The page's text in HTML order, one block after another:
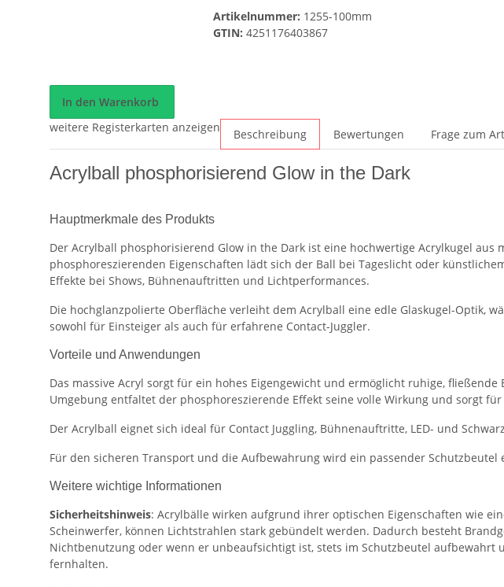
Artikelnummer: 1255-100mm
GTIN: 4251176403867
In den Warenkorb
weitere Registerkarten anzeigen
Beschreibung Bewertungen Frage zum
Acrylball phosphorisierend Glow in the Dark
Hauptmerkmale des Produkts
Der Acrylball phosphorisierend Glow in the Dark ist eine hochwertige Acrylkugel
phosphoreszierenden Eigenschaften lädt sich der Ball bei Tageslicht oder
Effekte bei Shows, Bühnenauftritten und Lichtperformances.
Die hochglanzpolierte Oberfläche verleiht dem Acrylball eine edle Glaskugel-Optik,
sowohl für Einsteiger als auch für erfahrene Contact-Juggler.
Vorteile und Anwendungen
Das massive Acryl sorgt für ein hohes Eigengewicht und ermöglicht ruhige,
Umgebung entfaltet der phosphoreszierende Effekt seine volle Wirkung und sorgt
Der Acrylball eignet sich ideal für Contact Juggling, Bühnenauftritte, LED- und
Für den sicheren Transport und die Aufbewahrung wird ein passender
Weitere wichtige Informationen
Sicherheitshinweis: Acrylbälle wirken aufgrund ihrer optischen Eigenschaften wie
Scheinwerfer, können Lichtstrahlen stark gebündelt werden. Dadurch besteht
Nichtbenutzung oder wenn er unbeaufsichtigt ist, stets im Schutzbeutel
fernhalten.